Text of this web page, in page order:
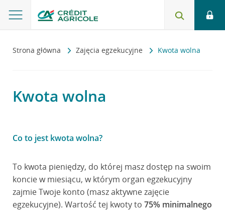
Strona główna Zajęcia egzekucyjne Kwota wolna
Kwota wolna
Co to jest kwota wolna?
To kwota pieniędzy, do której masz dostęp na swoim
koncie w miesiącu, w którym organ egzekucyjny
zajmie Twoje konto (masz aktywne zajęcie
egzekucyjne). Wartość tej kwoty to 75% minimalnego